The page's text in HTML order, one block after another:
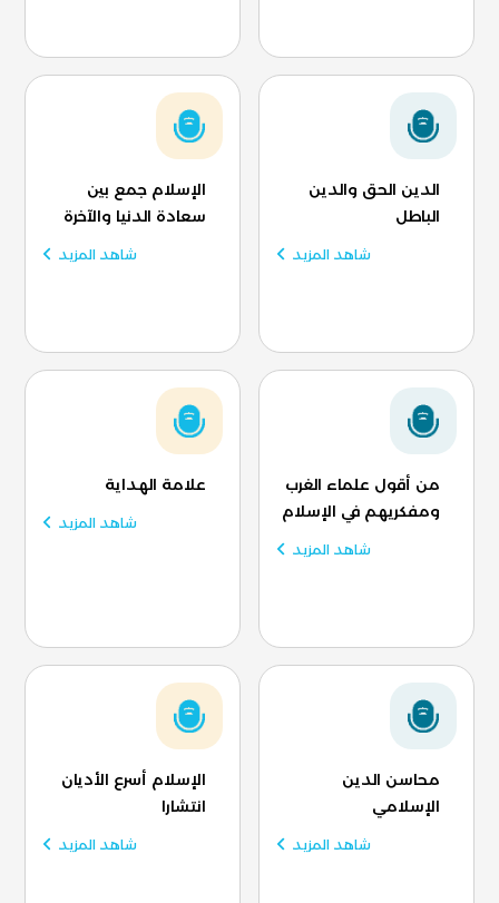
الدين الحق والدين
الباطل
شاهد المزيد
الإسلام جمع بين
سعادة الدنيا والآخرة
شاهد المزيد
من أقول علماء الغرب
ومفكريهم في الإسلام
شاهد المزيد
علامة الهداية
شاهد المزيد
محاسن الدين
الإسلامي
شاهد المزيد
الإسلام أسرع الأديان
انتشارا
شاهد المزيد